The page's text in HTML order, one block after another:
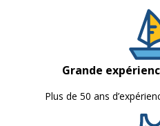
Grande
Plus de 50 ans